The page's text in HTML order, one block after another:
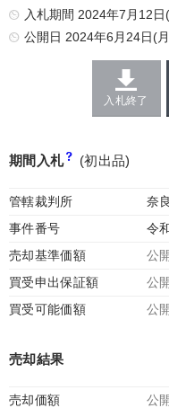
入札期間 2024年7月12
公開日 2024年6月24日(
入札終了
期間入札 (初出品)
管轄裁判所
奈
事件番号
令
売却基準価額
公
買受申出保証額
公
買受可能価額
公
売却結果
売却価額
公